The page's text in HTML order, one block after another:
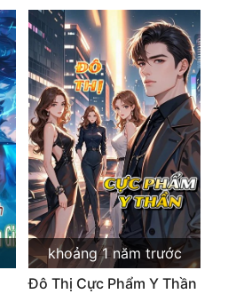
khoảng 1 năm trước
Đô Thị Cực Phẩm Y Thần